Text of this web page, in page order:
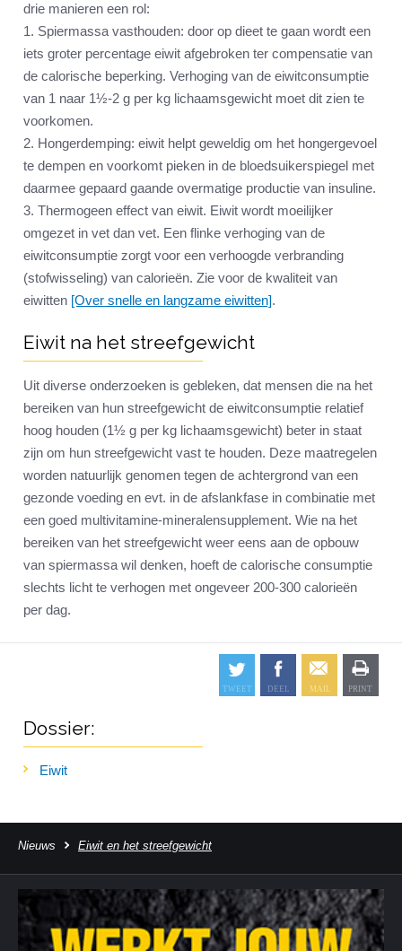
drie manieren een rol:
1. Spiermassa vasthouden: door op dieet te gaan wordt een
iets groter percentage eiwit afgebroken ter compensatie van
de calorische beperking. Verhoging van de eiwitconsumptie
van 1 naar 1½-2 g per kg lichaamsgewicht moet dit zien te
voorkomen.
2. Hongerdemping: eiwit helpt geweldig om het hongergevoel
te dempen en voorkomt pieken in de bloedsuikerspiegel met
daarmee gepaard gaande overmatige productie van insuline.
3. Thermogeen effect van eiwit. Eiwit wordt moeilijker
omgezet in vet dan vet. Een flinke verhoging van de
eiwitconsumptie zorgt voor een verhoogde verbranding
(stofwisseling) van calorieën. Zie voor de kwaliteit van
eiwitten [Over snelle en langzame eiwitten].
Eiwit na het streefgewicht
Uit diverse onderzoeken is gebleken, dat mensen die na het
bereiken van hun streefgewicht de eiwitconsumptie relatief
hoog houden (1½ g per kg lichaamsgewicht) beter in staat
zijn om hun streefgewicht vast te houden. Deze maatregelen
worden natuurlijk genomen tegen de achtergrond van een
gezonde voeding en evt. in de afslankfase in combinatie met
een goed multivitamine-mineralensupplement. Wie na het
bereiken van het streefgewicht weer eens aan de opbouw
van spiermassa wil denken, hoeft de calorische consumptie
slechts licht te verhogen met ongeveer 200-300 calorieën
per dag.
Dossier:
Eiwit
Nieuws Eiwit en het streefgewicht